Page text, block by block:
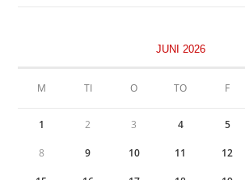
JUNI 2026
M TI O TO F
1 2 3 4 5
8 9 10 11 12